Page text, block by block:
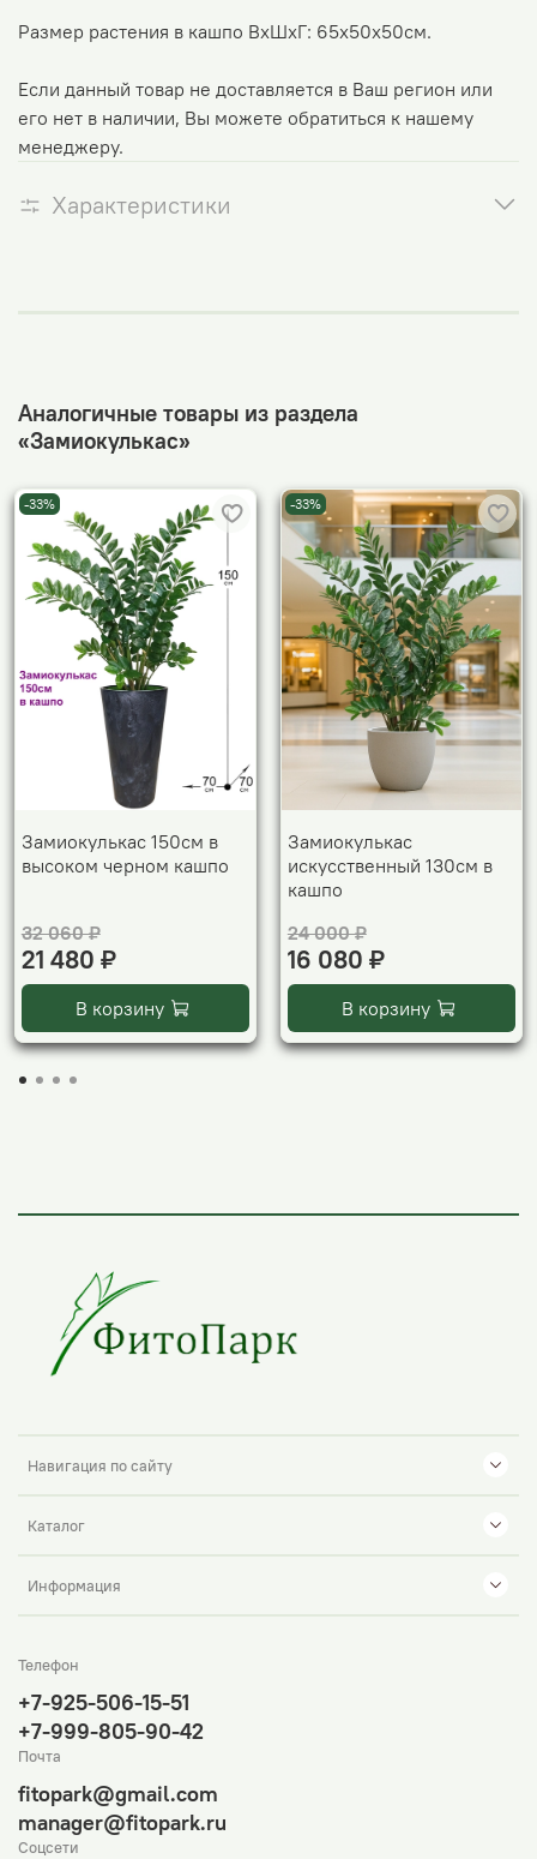
Размер растения в кашпо ВхШхГ: 65х50х50см.
Если данный товар не доставляется в Ваш регион или
его нет в наличии, Вы можете обратиться к нашему
менеджеру.
Характеристики
Аналогичные товары из раздела
«Замиокулькас»
-33%
Замиокулькас 150см в
высоком черном кашпо
32 060 ₽
21 480 ₽
В корзину
-33%
Замиокулькас
искусственный 130см в
кашпо
24 000 ₽
16 080 ₽
В корзину
Навигация по сайту
Каталог
Информация
Телефон
+7-925-506-15-51
+7-999-805-90-42
Почта
fitopark@gmail.com
manager@fitopark.ru
Соцсети